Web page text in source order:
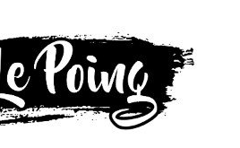
Encore une COP pour
rien ?